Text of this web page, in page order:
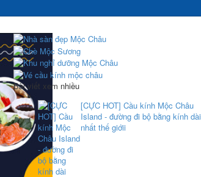
Bài viết xem nhiều
[CỰC HOT] Cầu kính Mộc Châu
Island - đường đi bộ bằng kính dài
nhất thế giớii